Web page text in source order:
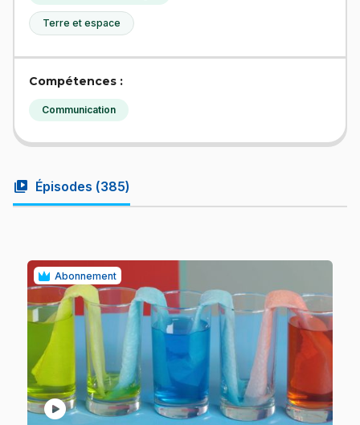
Terre et espace
Compétences :
Communication
video_library Épisodes (385)
Abonnement
play_circle